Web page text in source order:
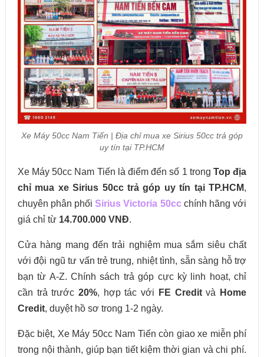
Xe Máy 50cc Nam Tiến | Địa chỉ mua xe Sirius 50cc trả góp
uy tín tại TP.HCM
Xe Máy 50cc Nam Tiến là điểm đến số 1 trong Top địa
chỉ mua xe Sirius 50cc trả góp uy tín tại TP.HCM,
chuyên phân phốiSirius Victoria 50ccchính hãng với
giá chỉ từ 14.700.000 VNĐ.
Cửa hàng mang đến trải nghiệm mua sắm siêu chất
với đội ngũ tư vấn trẻ trung, nhiệt tình, sẵn sàng hỗ trợ
bạn từ A-Z. Chính sách trả góp cực kỳ linh hoạt, chỉ
cần trả trước20%, hợp tác với FE Creditvà
Home
Credit, duyệt hồ sơ trong 1-2 ngày.
Đặc biệt, Xe Máy 50cc Nam Tiến còn giao xe miễn phí
trong nội thành, giúp bạn tiết kiệm thời gian và chi phí.